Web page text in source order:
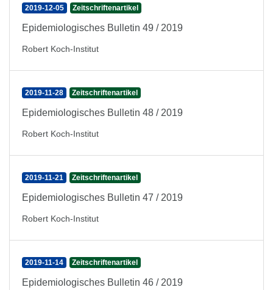
2019-12-05 Zeitschriftenartikel
Epidemiologisches Bulletin 49 / 2019
Robert Koch-Institut
2019-11-28 Zeitschriftenartikel
Epidemiologisches Bulletin 48 / 2019
Robert Koch-Institut
2019-11-21 Zeitschriftenartikel
Epidemiologisches Bulletin 47 / 2019
Robert Koch-Institut
2019-11-14 Zeitschriftenartikel
Epidemiologisches Bulletin 46 / 2019